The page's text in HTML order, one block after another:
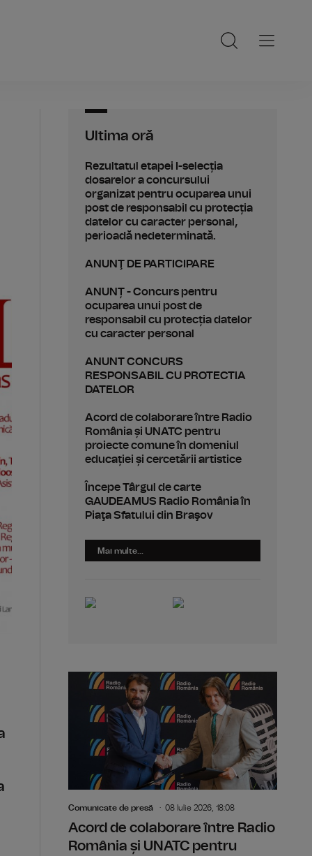
Ultima oră
Rezultatul etapei I-selecția
dosarelor a concursului
organizat pentru ocuparea unui
post de responsabil cu protecția
datelor cu caracter personal,
perioadă nedeterminată.
ANUNŢ DE PARTICIPARE
ANUNȚ - Concurs pentru
ocuparea unui post de
responsabil cu protecția datelor
cu caracter personal
ANUNT CONCURS
RESPONSABIL CU PROTECTIA
DATELOR
Acord de colaborare între Radio
România și UNATC pentru
proiecte comune în domeniul
educației și cercetării artistice
Începe Târgul de carte
GAUDEAMUS Radio România în
Piaţa Sfatului din Braşov
Mai multe...
Comunicate de presă 08 Iulie 2026, 18:08
Acord de colaborare între Radio
România și UNATC pentru